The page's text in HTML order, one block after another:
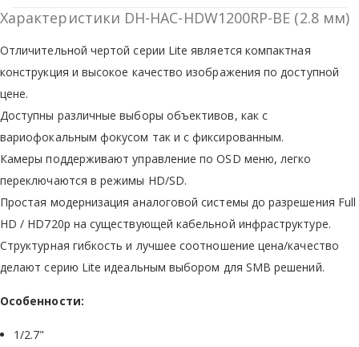
Характеристики DH-HAC-HDW1200RP-BE (2.8 мм)
Отличительной чертой серии Lite является компактная
конструкция и высокое качество изображения по доступной
цене.
Доступны различные выборы объективов, как с
вариофокальным фокусом так и с фиксированным.
Камеры поддерживают управление по OSD меню, легко
переключаются в режимы HD/SD.
Простая модернизация аналоговой системы до разрешения Full
HD / HD720р на существующей кабельной инфраструктуре.
Структурная гибкость и лучшее соотношение цена/качество
делают серию Lite идеальным выбором для SMB решений.
Особенности:
1/2.7"